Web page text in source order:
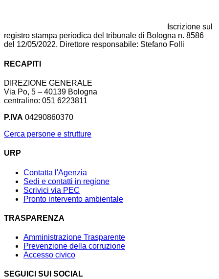
Iscrizione sul
registro stampa periodica del tribunale di Bologna n. 8586
del 12/05/2022. Direttore responsabile: Stefano Folli
RECAPITI
DIREZIONE GENERALE
Via Po, 5 – 40139 Bologna
centralino: 051 6223811
P.IVA 04290860370
Cerca persone e strutture
URP
Contatta l'Agenzia
Sedi e contatti in regione
Scrivici via PEC
Pronto intervento ambientale
TRASPARENZA
Amministrazione Trasparente
Prevenzione della corruzione
Accesso civico
SEGUICI SUI SOCIAL